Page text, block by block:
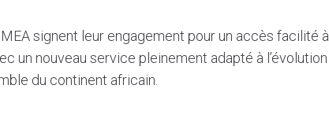
signent leur engagement pour un accès facilité à
un nouveau service pleinement adapté à l’évolution
du continent africain.